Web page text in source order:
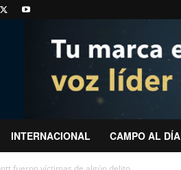
INTERNACIONAL CAMPO AL DÍA